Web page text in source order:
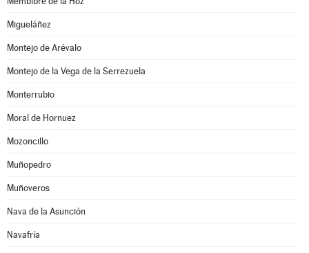
Migueláñez
Montejo de Arévalo
Montejo de la Vega de la Serrezuela
Monterrubio
Moral de Hornuez
Mozoncillo
Muñopedro
Muñoveros
Nava de la Asunción
Navafría